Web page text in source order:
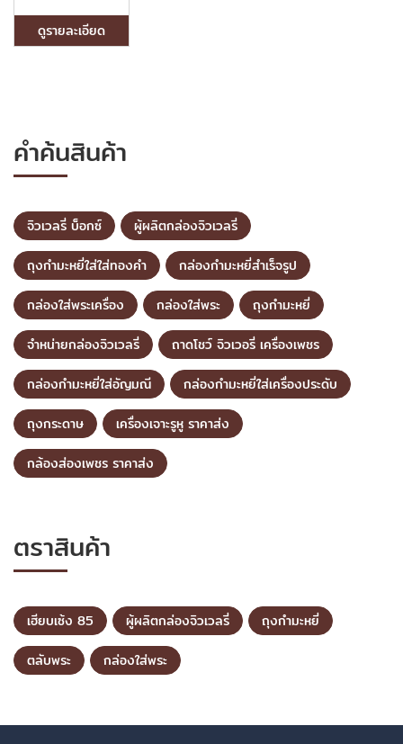
ดูรายละเอียด
คำค้นสินค้า
จิวเวลรี่ บ็อกซ์
ผู้ผลิตกล่องจิวเวลรี่
ถุงกำมะหยี่ใส่ใส่ทองคำ
กล่องกำมะหยี่สำเร็จรูป
กล่องใส่พระเครื่อง
กล่องใส่พระ
ถุงกำมะหยี่
จำหน่ายกล่องจิวเวลรี่
ถาดโชว์ จิวเวอรี่ เครื่องเพชร
กล่องกำมะหยี่ใส่อัญมณี
กล่องกำมะหยี่ใส่เครื่องประดับ
ถุงกระดาษ
เครื่องเจาะรูหู ราคาส่ง
กล้องส่องเพชร ราคาส่ง
ตราสินค้า
เฮียบเซ้ง 85 ผู้ผลิตกล่องจิวเวลรี่
ถุงกำมะหยี่
ตลับพระ
กล่องใส่พระ